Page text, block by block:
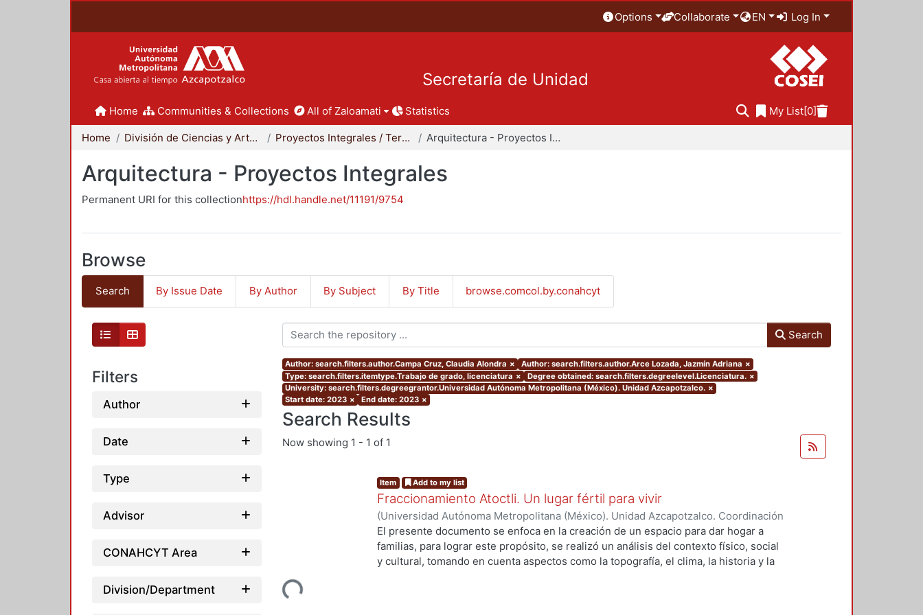
Options Collaborate EN Log In
Secretaría de Unidad
Home Communities & Collections All of Zaloamati Statistics My List[0]
Home División de Ciencias y Artes para el Diseño Proyectos Integrales / Terminales - Licenciatura Arquitectura - Proyectos Integrales
Arquitectura - Proyectos Integrales
Permanent URI for this collectionhttps://hdl.handle.net/11191/9754
Browse
Search By Issue Date By Author By Subject By Title browse.comcol.by.conahcyt
Filters
Author
Date
Type
Advisor
CONAHCYT Area
Division/Department
Search
Author: search.filters.author.Campa Cruz, Claudia Alondra × Author: search.filters.author.Arce Lozada, Jazmín Adriana ×
Type: search.filters.itemtype.Trabajo de grado, licenciatura × Degree obtained: search.filters.degreelevel.Licenciatura. ×
University: search.filters.degreegrantor.Universidad Autónoma Metropolitana (México). Unidad Azcapotzalco. ×
Start date: 2023 × End date: 2023 ×
Search Results
Now showing 1 - 1 of 1
Loading...
Item Add to my list
Fraccionamiento Atoctli. Un lugar fértil para vivir
(Universidad Autónoma Metropolitana (México). Unidad Azcapotzalco. Coordinación
de Servicios de Información.,2023-06-30)Campa Cruz, Claudia Alondra;Arce
Lozada, Jazmín Adriana; Chávez Jiménez, Marisol
El presente documento se enfoca en la creación de un espacio para dar hogar a
familias, para lograr este propósito, se realizó un análisis del contexto físico, social
y cultural, tomando en cuenta aspectos como la topografía, el clima, la historia y la